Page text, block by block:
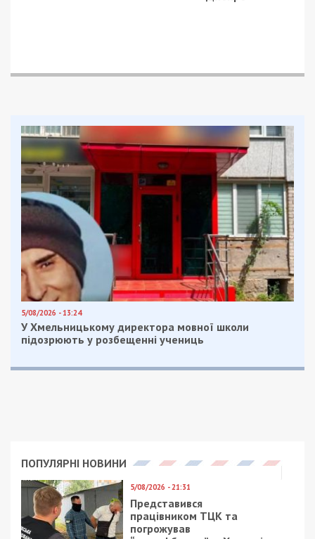
став погрожувати поліцейським.
плюнув в обличчя патрульному поліцейському і
запитав, як у такому випадку може відповісти
сам правоохоронець.
Блогер також нецензурно висловлювався в бік
патрульних поліцейських, намагався їх
розлютити і хотів спровокувати до застосування
сили.